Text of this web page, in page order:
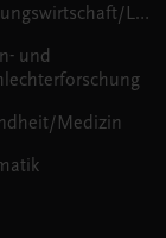
Fertigungswirtschaft/Logistik
und
Medizin